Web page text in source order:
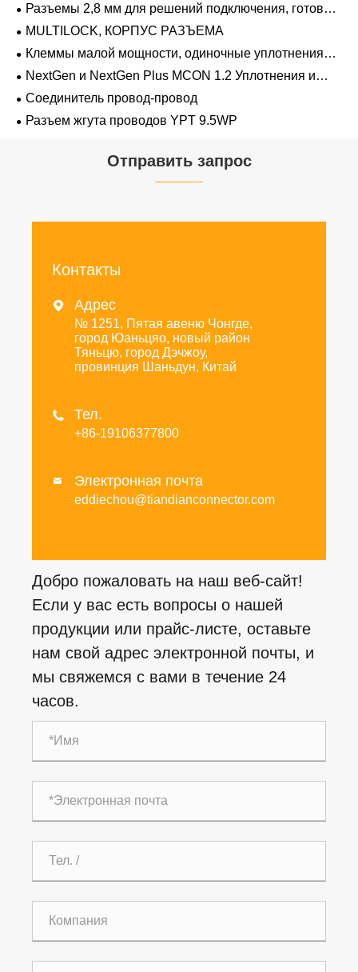
Разъемы 2,8 мм для решений подключения, готовых
к напряжению 48 В
MULTILOCK, КОРПУС РАЗЪЕМА
Клеммы малой мощности, одиночные уплотнения
проводов 1,2 мм-2,8 мм
NextGen и NextGen Plus MCON 1.2 Уплотнения и
заглушки для полостей с одинарной проволокой с
замком-копьем
Соединитель провод-провод
Разъем жгута проводов YPT 9.5WP
Отправить запрос
Контакты
 Адрес
№ 1251, Пятая авеню Чонгде,
город Юаньцяо, новый район
Тяньцю, город Дэчжоу,
провинция Шаньдун, Китай
 Тел.
+86-19106377800
 Электронная почта
eddiechou@tiandianconnector.com
Добро пожаловать на наш веб-сайт!
Если у вас есть вопросы о нашей
продукции или прайс-листе, оставьте
нам свой адрес электронной почты, и
мы свяжемся с вами в течение 24
часов.